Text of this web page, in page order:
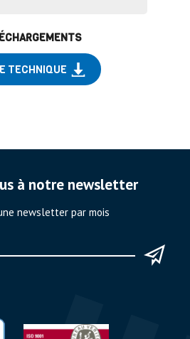
TECHNIQUE
à notre newsletter
newsletter par mois